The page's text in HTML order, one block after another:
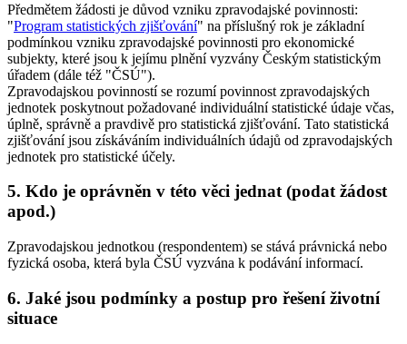
Předmětem žádosti je důvod vzniku zpravodajské povinnosti:
"Program statistických zjišťování" na příslušný rok je základní
podmínkou vzniku zpravodajské povinnosti pro ekonomické
subjekty, které jsou k jejímu plnění vyzvány Českým statistickým
úřadem (dále též "ČSÚ").
Zpravodajskou povinností se rozumí povinnost zpravodajských
jednotek poskytnout požadované individuální statistické údaje včas,
úplně, správně a pravdivě pro statistická zjišťování. Tato statistická
zjišťování jsou získáváním individuálních údajů od zpravodajských
jednotek pro statistické účely.
5. Kdo je oprávněn v této věci jednat (podat žádost
apod.)
Zpravodajskou jednotkou (respondentem) se stává právnická nebo
fyzická osoba, která byla ČSÚ vyzvána k podávání informací.
6. Jaké jsou podmínky a postup pro řešení životní
situace